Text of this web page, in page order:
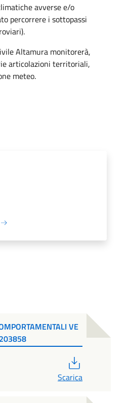
avverse e/o
percorrere i sottopassi
Altamura monitorerà,
articolazioni territoriali,
meteo.
VE
Scarica